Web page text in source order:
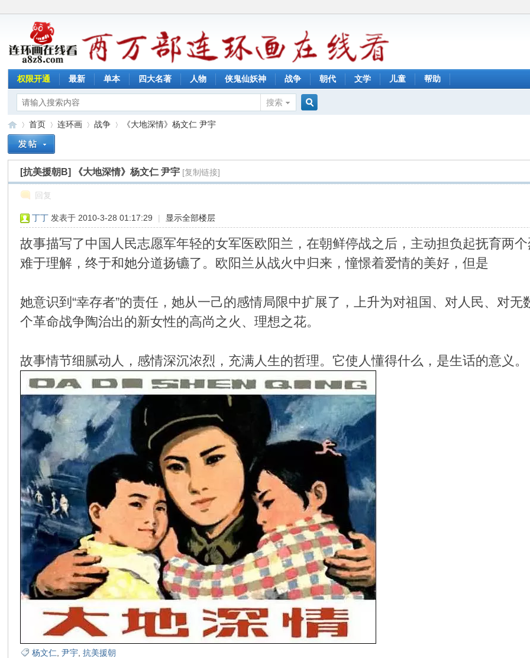
权限开通 最新 单本 四大名著 人物 侠鬼仙妖神 战争 朝代 文学 儿童 帮助
搜索
»
首页
›
连环画
›
战争
›
《大地深情》杨文仁 尹宇
[抗美援朝B] 《大地深情》杨文仁 尹宇 [复制链接]
回复
丁丁 发表于 2010-3-28 01:17:29 | 显示全部楼层
故事描写了中国人民志愿军年轻的女军医欧阳兰，在朝鲜停战之后，主动担负起抚育两
难于理解，终于和她分道扬镳了。欧阳兰从战火中归来，憧憬着爱情的美好，但是
她意识到“幸存者”的责任，她从一己的感情局限中扩展了，上升为对祖国、对人民、对
个革命战争陶治出的新女性的高尚之火、理想之花。
故事情节细腻动人，感情深沉浓烈，充满人生的哲理。它使人懂得什么，是生话的意义。
杨文仁 ,尹宇 ,抗美援朝